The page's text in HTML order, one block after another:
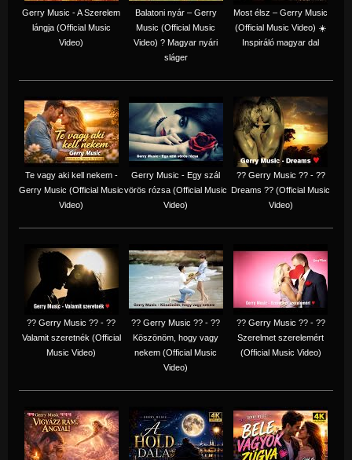
Gerry Music - A Szerelem
lángja (Official Music
Video)
Balatoni nyár – Gerry
Music (Official Music
Video) ? Magyar nyári
sláger
Most élsz – Gerry Music
(Official Music Video) ☀️
Inspiráló magyar dal
Te vagy aki kell nekem -
Gerry Music (Official Music
Video)
Gerry Music - Egy szál
vörös rózsa (Official Music
Video)
?? Gerry Music ?? - ??
Dreams ?? (Official Music
Video)
?? Gerry Music ?? - ??
Valamit szeretnék (Official
Music Video)
?? Gerry Music ?? - ??
Köszönöm, hogy vagy
nekem (Official Music
Video)
?? Gerry Music ?? - ??
Szerelmet szerelemért
(Official Music Video)